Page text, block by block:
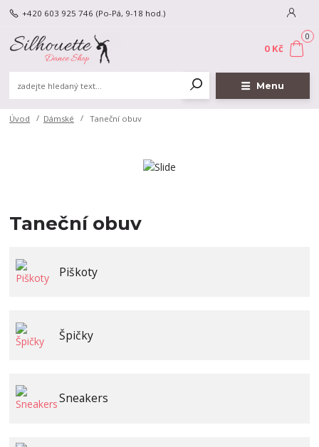
Menu
+420 603 925 746 (Po-Pá, 9-18 hod.)
0
0 Kč
Úvod Dámské Taneční obuv
Taneční obuv
Piškoty
Špičky
Sneakers